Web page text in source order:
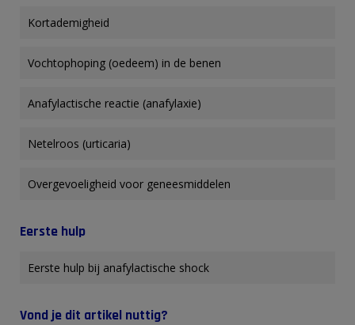
Kortademigheid
Vochtophoping (oedeem) in de benen
Anafylactische reactie (anafylaxie)
Netelroos (urticaria)
Overgevoeligheid voor geneesmiddelen
Eerste hulp
Eerste hulp bij anafylactische shock
Vond je dit artikel nuttig?